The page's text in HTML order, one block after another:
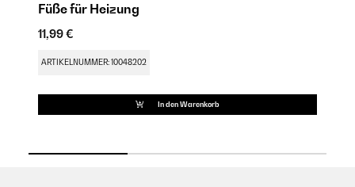
Füße für Heizung
11,99 €
ARTIKELNUMMER: 10048202
In den Warenkorb